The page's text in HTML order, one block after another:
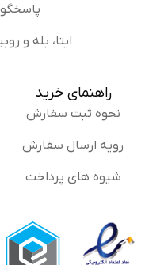
پاسخگویی: 9 الی 14
ایتا، بله و روبیکا: 09336616568
راهنمای خرید
نحوه ثبت سفارش
رویه ارسال سفارش
شیوه های پرداخت